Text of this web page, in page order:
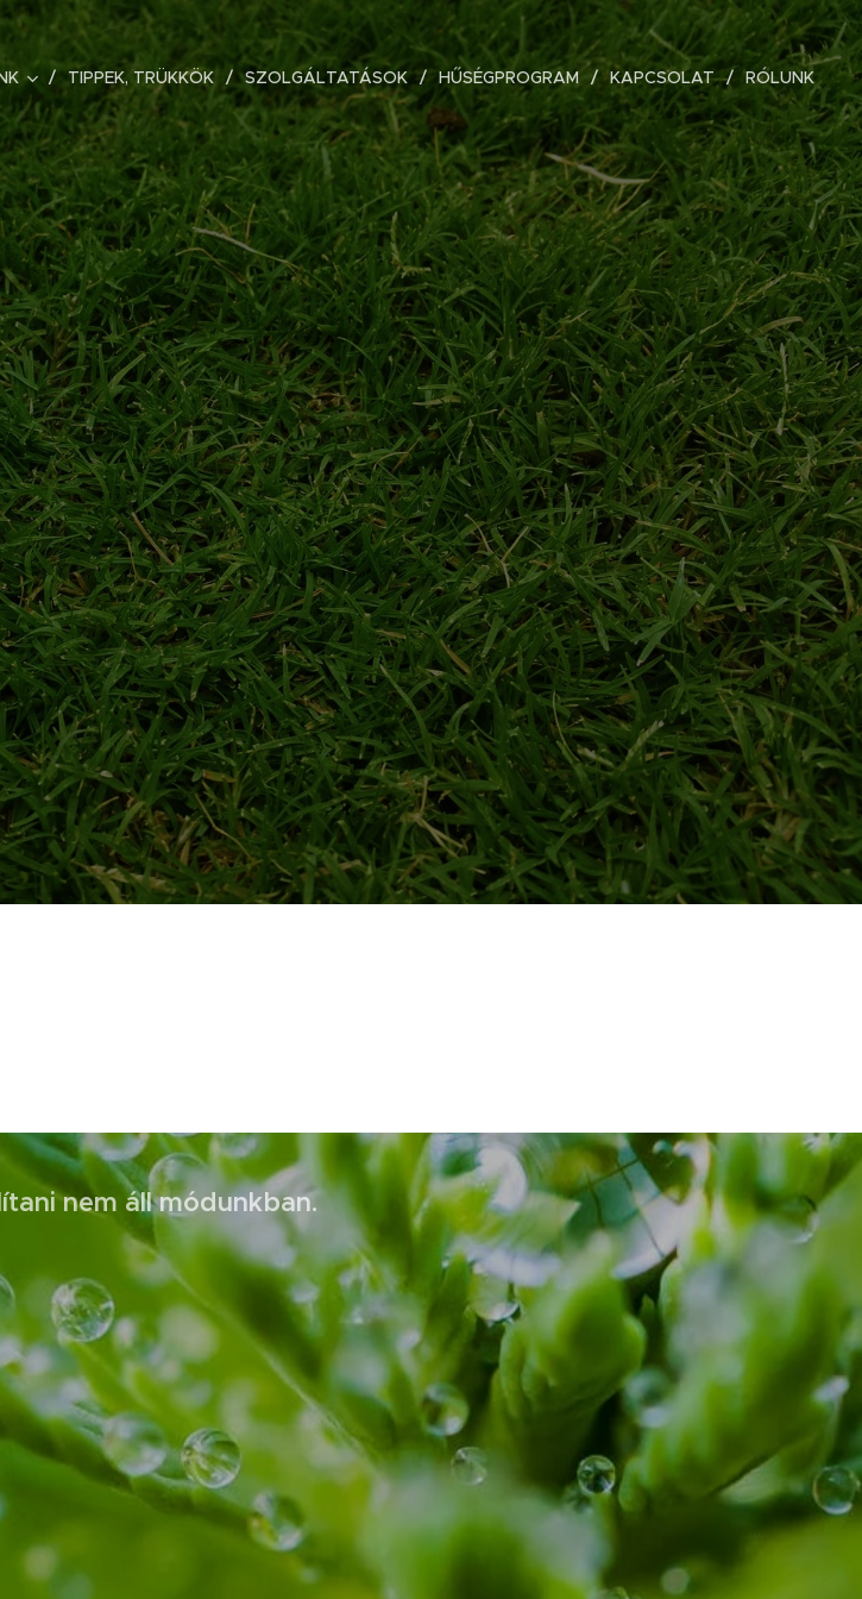
TIPPEK, TRÜKKÖK SZOLGÁLTATÁSOK HŰSÉGPROGRAM KAPCSOLAT RÓLUNK
nem áll módunkban.